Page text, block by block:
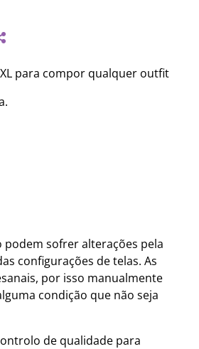
para compor qualquer outfit
sofrer alterações pela
configurações de telas. As
por isso manualmente
condição que não seja
de qualidade para